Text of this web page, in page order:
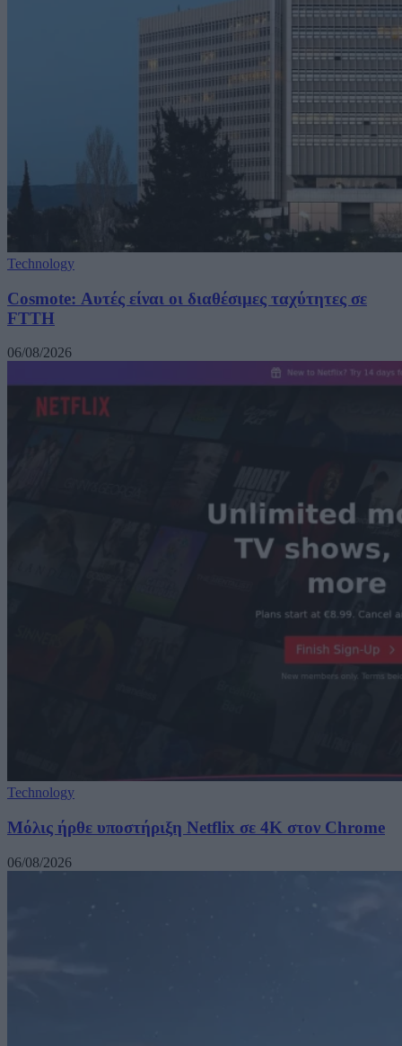
Technology
Cosmote: Αυτές είναι οι διαθέσιμες ταχύτητες σε
FTTH
06/08/2026
Technology
Μόλις ήρθε υποστήριξη Netflix σε 4K στον Chrome
06/08/2026